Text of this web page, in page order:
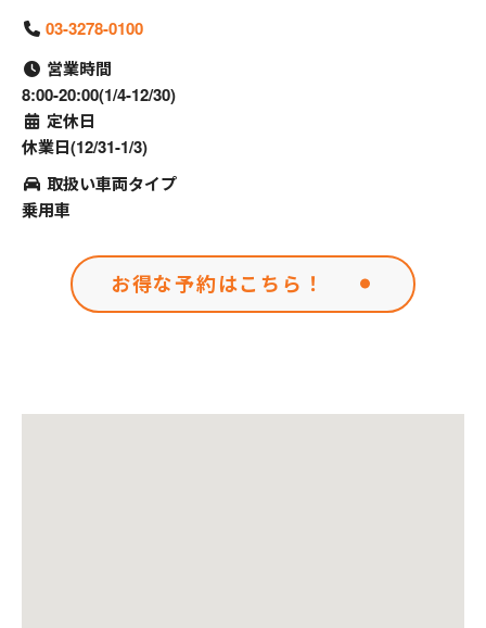
03-3278-0100
営業時間
8:00-20:00(1/4-12/30)
定休日
休業日(12/31-1/3)
取扱い車両タイプ
乗用車
お得な予約はこちら！